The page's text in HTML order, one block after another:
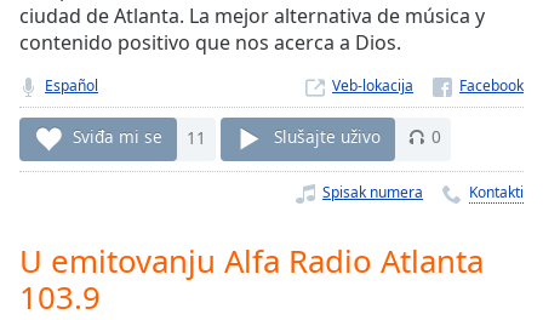
behind
liveLIVE
Remaining
Time-
1x
Chapters
Chapters
ciudad de Atlanta. La mejor alternativa de música y
contenido positivo que nos acerca a Dios.
Español Veb-lokacija
Sviđa mi se 11 Slušajte uživo 0
Spisak numera Kontakti
U emitovanju Alfa Radio Atlanta
103.9